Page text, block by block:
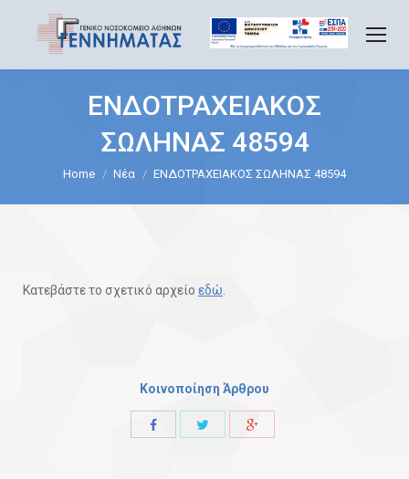
ΕΝΔΟΤΡΑΧΕΙΑΚΟΣ
ΣΩΛΗΝΑΣ 48594
You are here:
Home Νέα ΕΝΔΟΤΡΑΧΕΙΑΚΟΣ ΣΩΛΗΝΑΣ 48594
Κατεβάστε το σχετικό αρχείο εδώ
Κοινοποίηση Άρθρου
Share